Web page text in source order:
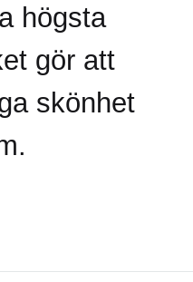
högsta
gör att
skönhet